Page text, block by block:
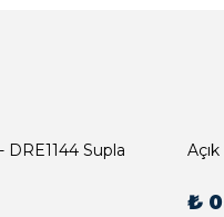
DRE1144 Supla
₺